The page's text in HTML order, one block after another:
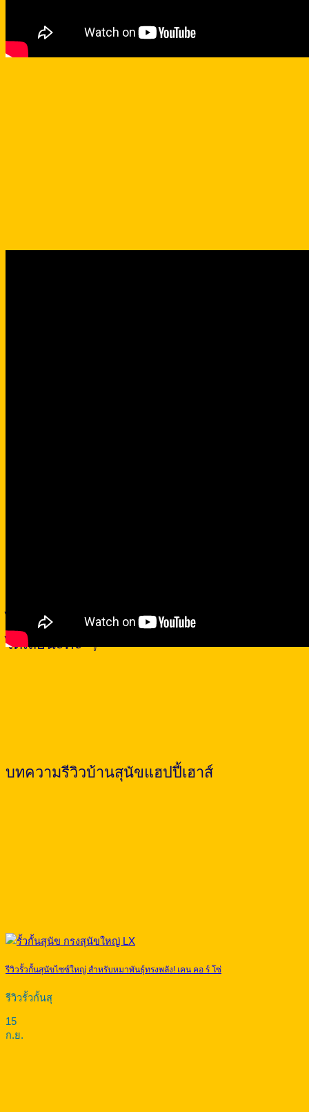
ไม่แน่ใจน้องหมาเราใช้บ้านไซส์ไหนสอบถาม
ได้เลยนะคะ 👇
บทความรีวิวบ้านสุนัขแฮปปี้เฮาส์
รีวิวรั้วกั้นสุนัขไซซ์ใหญ่ สำหรับหมาพันธุ์ทรงพลัง! เคน คอ ร์ โซ่
รีวิวรั้วกั้นสุ
15
ก.ย.